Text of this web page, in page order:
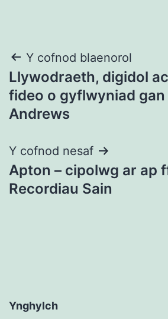
Llywio
cofnod
Y cofnod blaenorol
Llywodraeth, digidol
fideo o gyflwyniad
Andrews
Y cofnod nesaf
Apton – cipolwg ar ap
Recordiau Sain
Ynghylch